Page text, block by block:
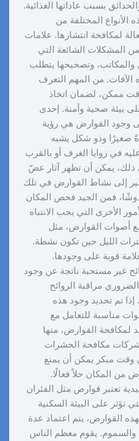
بسبب عاداتها الغذائية.
الأنواع المختلفة من
لمكافحة انتشارها. علامات
المشكلات الشائعة التي
وتصحيحها يتطلب
الآفات. من المهم التعرف
ممكن، لضمان اتخاذ
بيئة صحية وآمنة. إحدى
وجود القوارض هي رؤية
صغيرًا وذو شكل يشبه
في زوايا الغرف أو بالقرب
ذلك، يمكن أن تظهر آثار عضّ
إلى نشاط القوارض في تلك
فمن الجيد فحص المكان
الأخرى التي يجب الانتباه
أصوات القوارض، مثل
الليل حين تكون نشطة.
قوية على وجودها.
غير مستحبة ناتجة عن وجود
مراقبة الروائح
إذا تم تحديد وجود هذه
مناسبة للتعامل مع
لمكافحة القوارض، منها
بشركات مكافحة الحشرات
وقت مبكر يمكن أن يمنع
من المكان حلاً فعالًا.
تعتبر قوارض مثل الفئران
تؤثر على البيئة السكنية
القوارض، يتم اعتماد عدة
والسموم. يقوم معظم الناس